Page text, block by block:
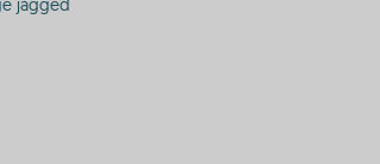
jagged